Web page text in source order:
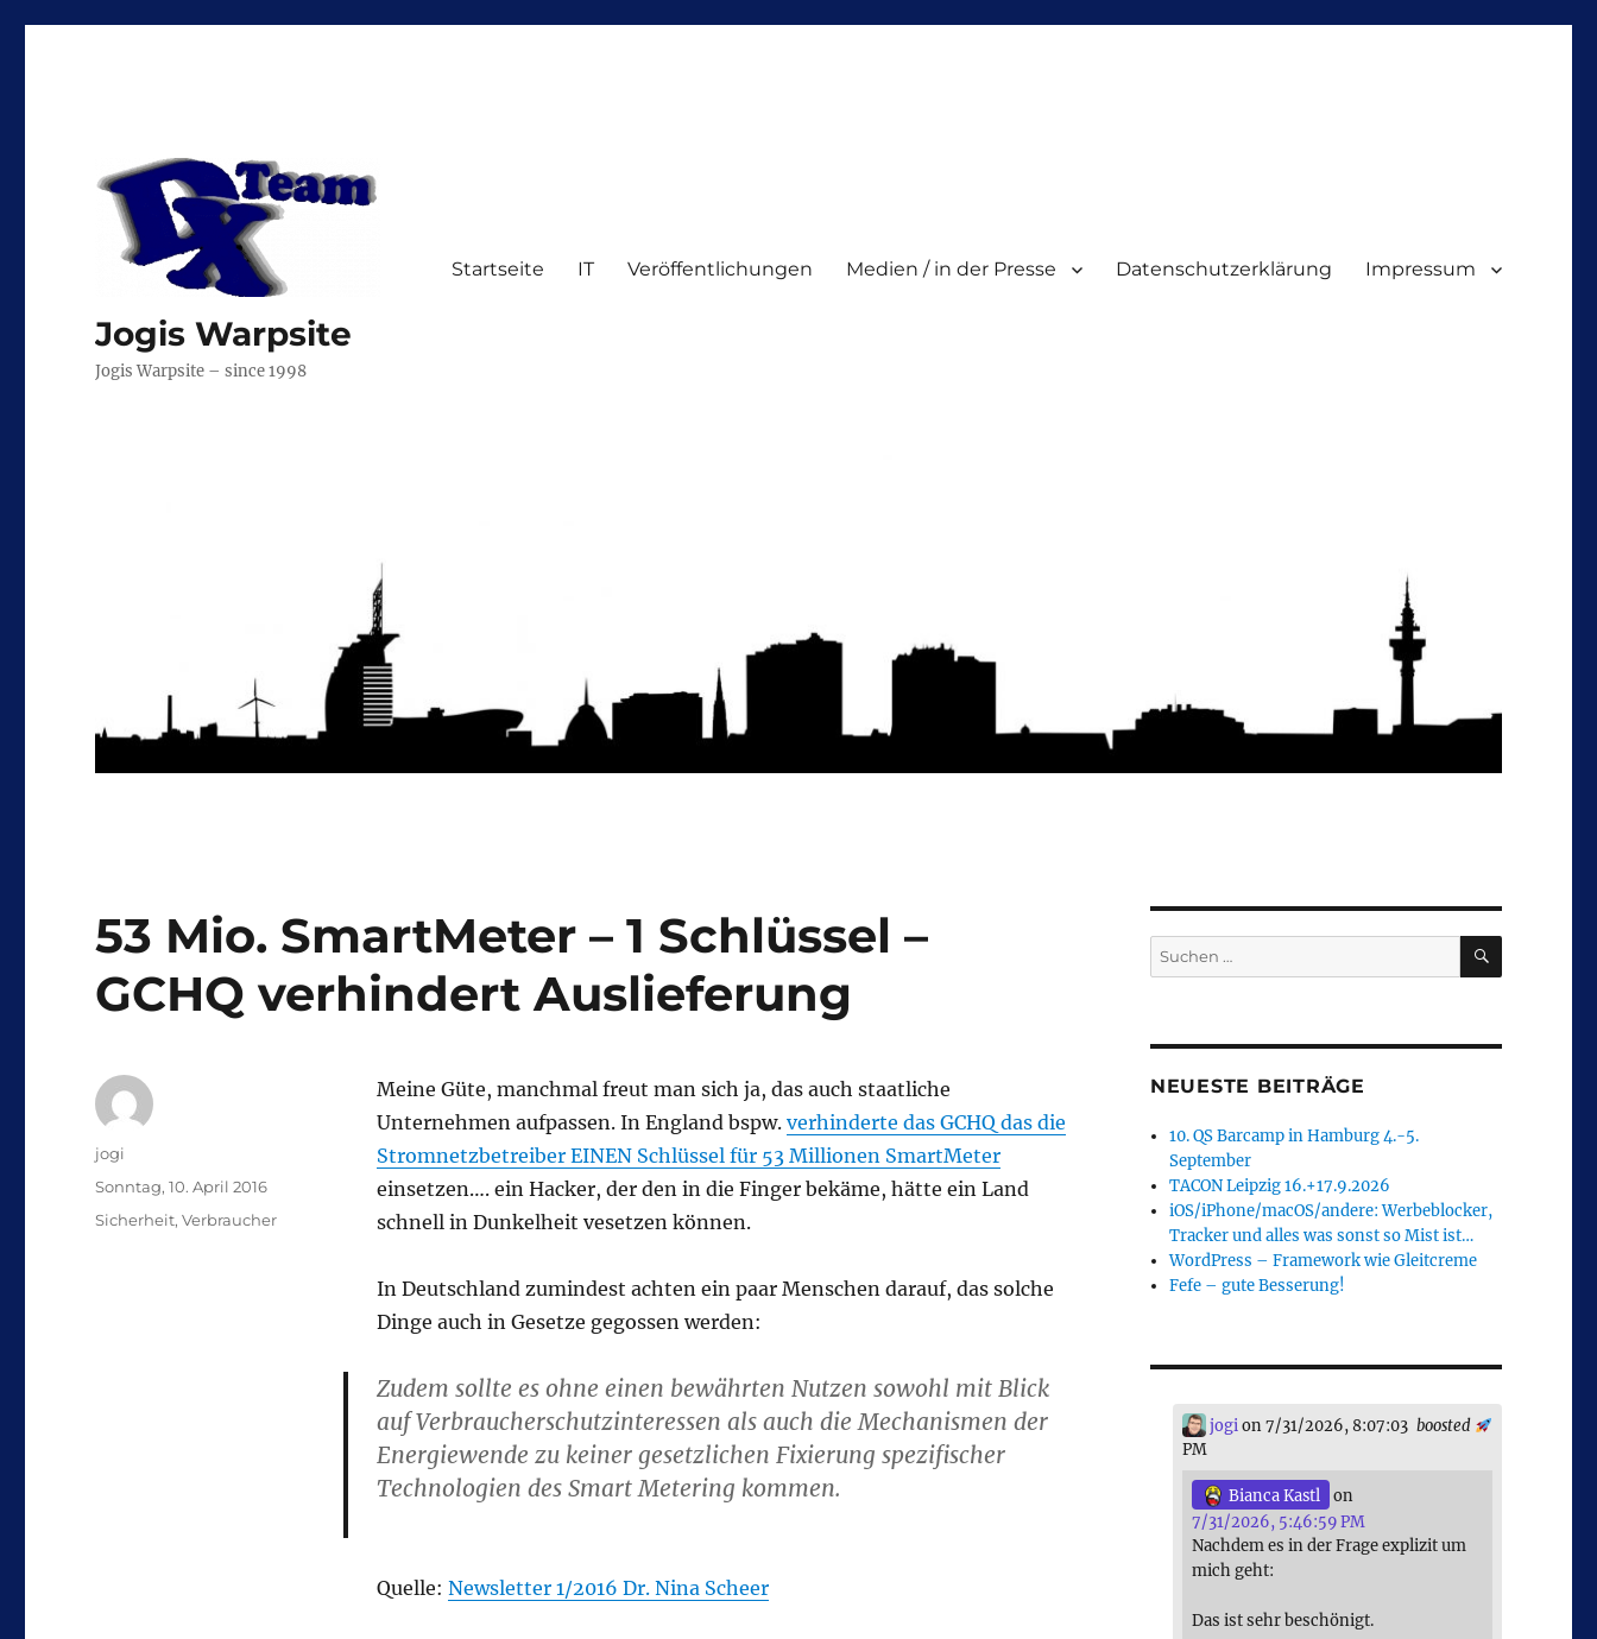
Jogis Warpsite
Jogis Warpsite – since 1998
Startseite IT Veröffentlichungen Medien / in der Presse Datenschutzerklärung Impressum
53 Mio. SmartMeter – 1 Schlüssel –
GCHQ verhindert Auslieferung
Meine Güte, manchmal freut man sich ja, das auch staatliche
Unternehmen aufpassen. In England bspw. verhinderte das GCHQ das die
Stromnetzbetreiber EINEN Schlüssel für 53 Millionen SmartMeter
einsetzen…. ein Hacker, der den in die Finger bekäme, hätte ein Land
schnell in Dunkelheit vesetzen können.
In Deutschland zumindest achten ein paar Menschen darauf, das solche
Dinge auch in Gesetze gegossen werden:
Zudem sollte es ohne einen bewährten Nutzen sowohl mit Blick
auf Verbraucherschutzinteressen als auch die Mechanismen der
Energiewende zu keiner gesetzlichen Fixierung spezifischer
Technologien des Smart Metering kommen.
Quelle: Newsletter 1/2016 Dr. Nina Scheer
Autor
jogi
Veröffentlicht
am
Sonntag, 10. April 2016
Kategorien
Sicherheit,Verbraucher
Suchen
nach:
SUCHEN
NEUESTE BEITRÄGE
10. QS Barcamp in Hamburg 4.-5.
September
TACON Leipzig 16.+17.9.2026
iOS/iPhone/macOS/andere: Werbeblocker,
Tracker und alles was sonst so Mist ist…
WordPress – Framework wie Gleitcreme
Fefe – gute Besserung!
boosted
jogi on 7/31/2026, 8:07:03
PM
Bianca Kastl
on
7/31/2026, 5:46:59 PM
Nachdem es in der Frage explizit um
mich geht:
Das ist sehr beschönigt.